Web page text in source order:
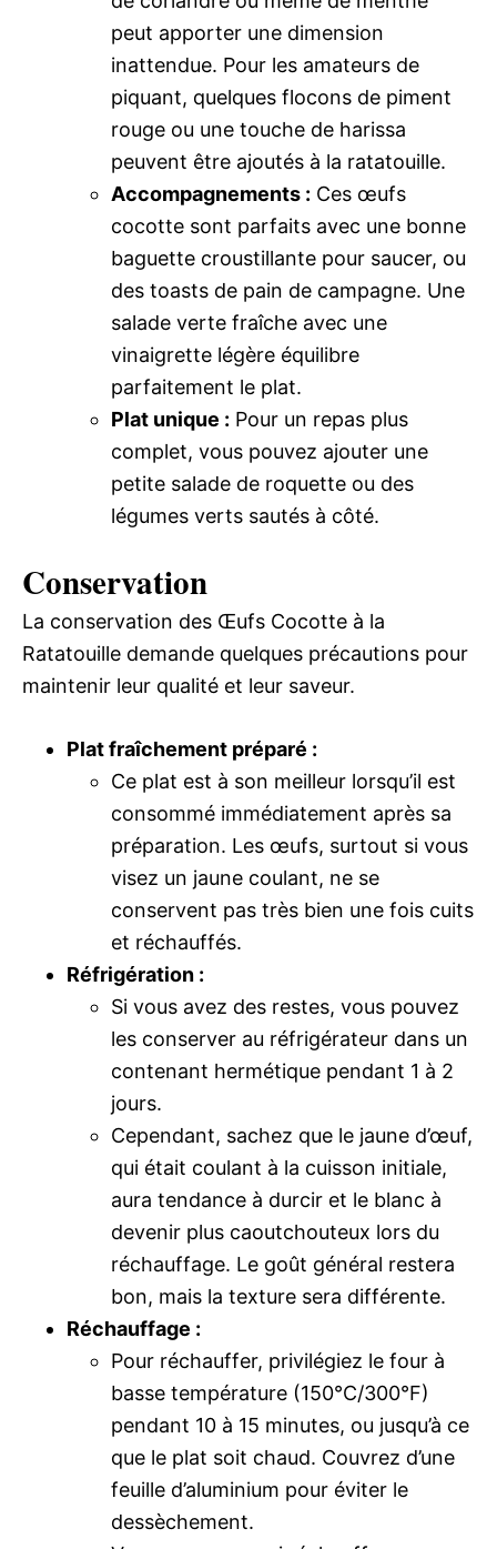
peut apporter une dimension
inattendue. Pour les amateurs de
piquant, quelques flocons de piment
rouge ou une touche de harissa
peuvent être ajoutés à la ratatouille.
Accompagnements : Ces œufs
cocotte sont parfaits avec une bonne
baguette croustillante pour saucer, ou
des toasts de pain de campagne. Une
salade verte fraîche avec une
vinaigrette légère équilibre
parfaitement le plat.
Plat unique : Pour un repas plus
complet, vous pouvez ajouter une
petite salade de roquette ou des
légumes verts sautés à côté.
Conservation
La conservation des Œufs Cocotte à la
Ratatouille demande quelques précautions pour
maintenir leur qualité et leur saveur.
Plat fraîchement préparé :
Ce plat est à son meilleur lorsqu’il est
consommé immédiatement après sa
préparation. Les œufs, surtout si vous
visez un jaune coulant, ne se
conservent pas très bien une fois cuits
et réchauffés.
Réfrigération :
Si vous avez des restes, vous pouvez
les conserver au réfrigérateur dans un
contenant hermétique pendant 1 à 2
jours.
Cependant, sachez que le jaune d’œuf,
qui était coulant à la cuisson initiale,
aura tendance à durcir et le blanc à
devenir plus caoutchouteux lors du
réchauffage. Le goût général restera
bon, mais la texture sera différente.
Réchauffage :
Pour réchauffer, privilégiez le four à
basse température (150°C/300°F)
pendant 10 à 15 minutes, ou jusqu’à ce
que le plat soit chaud. Couvrez d’une
feuille d’aluminium pour éviter le
dessèchement.